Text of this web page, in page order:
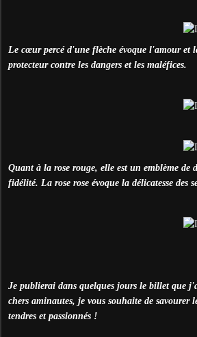
Le cœur percé d'une flèche évoque l'amour et
protecteur contre les dangers et les maléfices.
Quant à la rose rouge, elle est un emblème de
fidélité. La rose rose évoque la délicatesse des
Je publierai dans quelques jours le billet que
chers aminautes, je vous souhaite de savourer
tendres et passionnés !